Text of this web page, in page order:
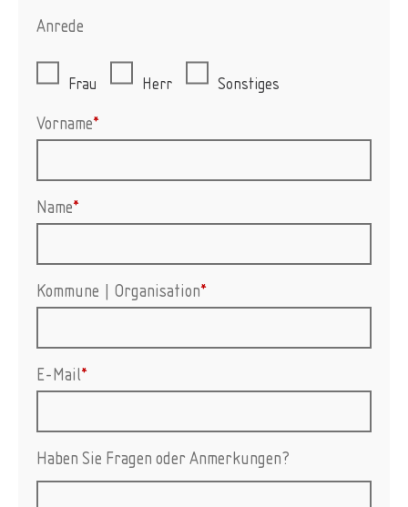
Anrede
Frau Herr Sonstiges
Vorname*
Name*
Kommune | Organisation*
E-Mail*
Haben Sie Fragen oder Anmerkungen?